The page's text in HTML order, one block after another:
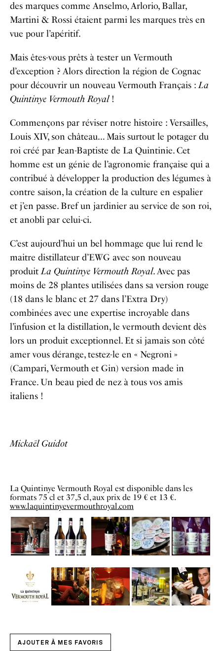
des marques comme Anselmo, Arlorio, Ballar,
Martini & Rossi étaient parmi les marques très en
vue pour l’apéritif.
Mais êtes-vous prêts à tester un Vermouth
d’exception ? Alors direction la région de Cognac
pour découvrir un nouveau Vermouth Français :La
Quintinye Vermouth Royal!
Commençons par réviser notre histoire : Versailles,
Louis XIV, son château… Mais surtout le potager du
roi créé par Jean-Baptiste de La Quintinie. Cet
homme est un génie de l’agronomie française qui a
contribué à développer la production des légumes à
contre saison, la création de la culture en espalier
et j’en passe. Bref un jardinier au service de son roi,
et anobli par celui-ci.
C’est aujourd’hui un bel hommage que lui rend le
maitre distillateur d’EWG avec son nouveau
produitLa Quintinye Vermouth Royal. Avec pas
moins de 28 plantes utilisées dans sa version rouge
(18 dans le blanc et 27 dans l’Extra Dry)
combinées avec une expertise incroyable dans
l’infusion et la distillation, le vermouth devient dès
lors un produit exceptionnel. Et si jamais son côté
amer vous dérange, testez-le en « Negroni »
(Campari, Vermouth et Gin) version made in
France. Un beau pied de nez à tous vos amis
italiens !
Mickaël Guidot
La Quintinye Vermouth Royal est disponible dans les
formats 75 cl et 37,5 cl, aux prix de 19 € et 13 €.
www.laquintinyevermouthroyal.com
AJOUTER À MES FAVORIS